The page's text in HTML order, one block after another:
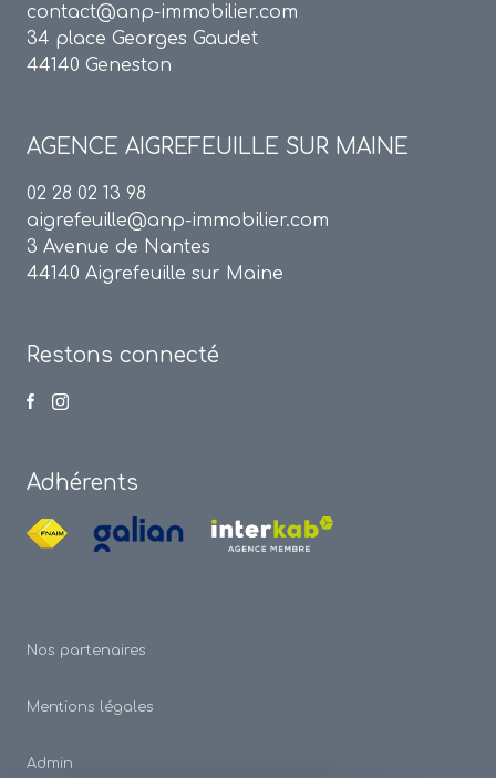
contact@anp-immobilier.com
34 place Georges Gaudet
44140 Geneston
AGENCE AIGREFEUILLE SUR MAINE
02 28 02 13 98
aigrefeuille@anp-immobilier.com
3 Avenue de Nantes
44140 Aigrefeuille sur Maine
Restons connecté
Adhérents
Nos partenaires
Mentions légales
Admin